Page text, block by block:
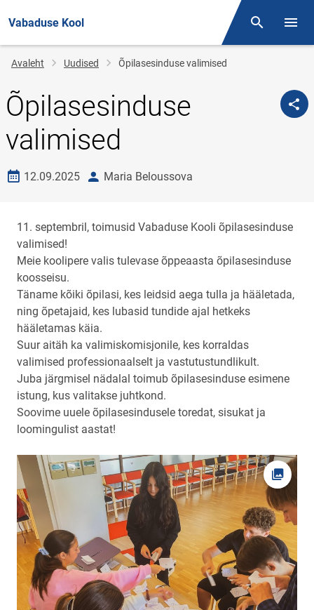
Vabaduse Kool Otsing
Jälglink
Avaleht Uudised Õpilasesinduse valimised
Õpilasesinduse
valimised
Loomise kuupäev
12.09.2025 autorMaria Beloussova
11. septembril, toimusid Vabaduse Kooli õpilasesinduse
valimised!
Meie koolipere valis tulevase õppeaasta õpilasesinduse
koosseisu.
Täname kõiki õpilasi, kes leidsid aega tulla ja hääletada,
ning õpetajaid, kes lubasid tundide ajal hetkeks
hääletamas käia.
Suur aitäh ka valimiskomisjonile, kes korraldas
valimised professionaalselt ja vastutustundlikult.
Juba järgmisel nädalal toimub õpilasesinduse esimene
istung, kus valitakse juhtkond.
Soovime uuele õpilasesindusele toredat, sisukat ja
loomingulist aastat!
Ava